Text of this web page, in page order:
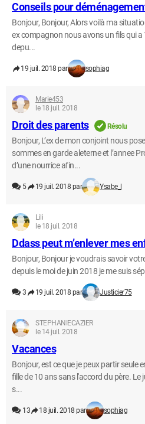
Conseils pour
Bonjour, Bonjour, Alors voilà ma
ex compagnon nous avons un fils qui
depu...
19 juil. 2018 par sophiag
Marie453
le 18 juil. 2018
Droit des parents Résolu
Bonjour, L’ex de mon conjoint nous
sommes en garde aleterne et l’annee
d’une nourrice afin...
5 19 juil. 2018 par Ysabe_l
Lili
le 18 juil. 2018
Ddass peut m’enlever mes
Bonjour, Bonjour je voudrais savoir
depuis le moi de juin 2018 je me suis
3 19 juil. 2018 par Justicier75
STEPHANIECAZIER
le 14 juil. 2018
Vacances
Bonjour, est ce que je peux partir seule
fille de 10 ans sans l'accord du père.
s...
13 18 juil. 2018 par sophiag